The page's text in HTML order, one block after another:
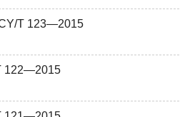
T 123—2015
122—2015